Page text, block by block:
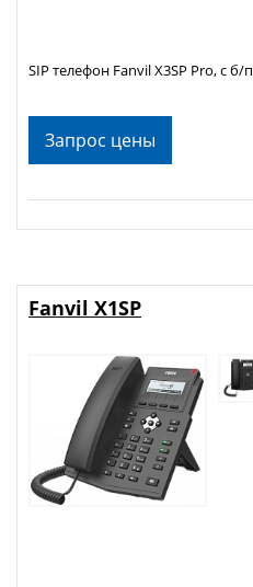
Запрос цены
SIP телефон Fanvil X3SP Pro, с б/п
Fanvil X1SP